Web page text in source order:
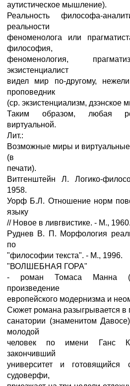
аутистическое мышление).
Реальность философа-
реальности
феноменолога или
философия,
феноменология,
экзистенциалист
видел мир по-другому,
проповедник
(ср. экзистенциализм, дзэнское
Таким образом, любая
виртуальной.
Лит.:
Возможные миры и
(в
печати).
Витгенштейн Л. Логико-
1958.
Уорф Б.Л. Отношение норм
языку
// Новое в ливгвистике. - М.,
Руднев В. П. Морфология
по
"философии текста". - М., 1996.
"ВОЛШЕБНАЯ ГОРА"
- роман Томаса Манна
произведение
европейского модернизма и
Сюжет романа разыгрывается в
санатории (знаменитом
молодой
человек по имени Ганс
закончивший
университет и готовящийся
судоверфи,